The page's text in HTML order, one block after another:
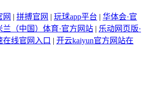
网 | 拼搏官网 | 玩球app平台 | 华体会·官
兰（中国）体育·官方网站 | 乐动网页版·
在线官网入口 | 开云kaiyun官方网站在